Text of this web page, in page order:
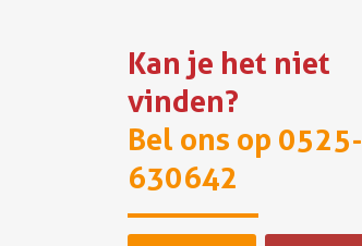
Kan je het niet
vinden?
Bel ons op 0525-
630642